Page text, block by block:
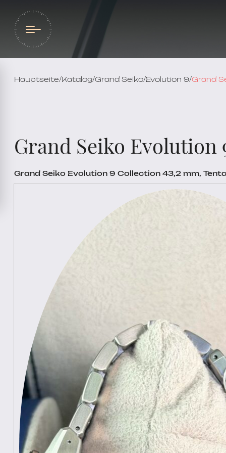
Hauptseite/ Katalog/Grand Seiko/Evolution 9/Grand
Grand Seiko
Grand Seiko Evolution 9 Collection 43,2 mm,